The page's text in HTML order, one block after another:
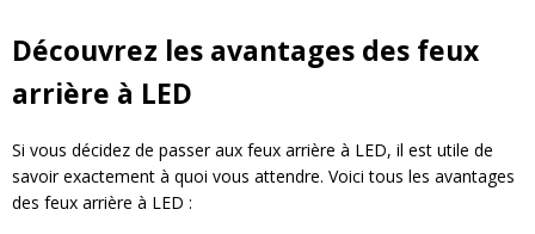
Découvrez les avantages des feux
arrière à LED
Si vous décidez de passer aux feux arrière à LED, il est utile de
savoir exactement à quoi vous attendre. Voici tous les avantages
des feux arrière à LED :